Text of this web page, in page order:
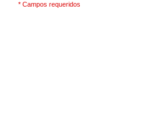
* Campos requeridos